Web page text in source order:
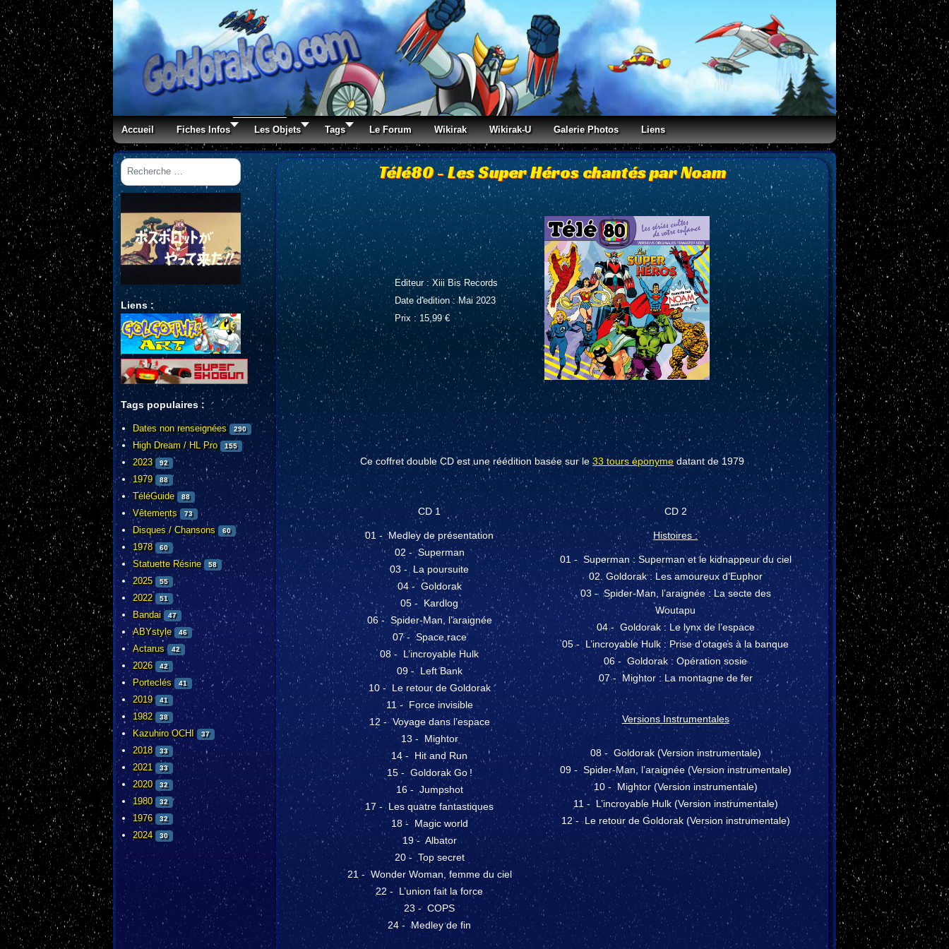
Accueil Fiches Infos Les Objets Tags Le Forum Wikirak Wikirak-U Galerie Photos Liens
Rechercher
Liens :
Tags populaires :
Dates non renseignées 290
High Dream / HL Pro 155
2023 92
1979 88
TéléGuide 88
Vêtements 73
Disques / Chansons 60
1978 60
Statuette Résine 58
2025 55
2022 51
Bandai 47
ABYstyle 46
Actarus 42
2026 42
Porteclés 41
2019 41
1982 38
Kazuhiro OCHI 37
2018 33
2021 33
2020 32
1980 32
1976 32
2024 30
Télé80 - Les Super Héros chantés par Noam
Editeur : Xiii Bis Records
Date d'edition : Mai2023
Prix : 15,99 €
Ce coffret double CD est une réédition basée sur le33 tours éponyme datant de 1979
CD 1
01 - Medley de présentation
02 - Superman
03 - La poursuite
04 - Goldorak
05 - Kardlog
06 - Spider-Man, l’araignée
07 - Space race
08 - L’incroyable Hulk
09 - Left Bank
10 - Le retour de Goldorak
11 - Force invisible
12 - Voyage dans l’espace
13 - Mightor
14 - Hit and Run
15 - Goldorak Go !
16 - Jumpshot
17 - Les quatre fantastiques
18 - Magic world
19 - Albator
20 - Top secret
21 - Wonder Woman, femme du ciel
22 - L’union fait la force
23 - COPS
24 - Medley de fin
CD 2
Histoires :
01 - Superman : Superman et le kidnappeur du ciel
02. Goldorak : Les amoureux d’Euphor
03 - Spider-Man, l’araignée : La secte des
Woutapu
04 - Goldorak : Le lynx de l’espace
05 - L’incroyable Hulk : Prise d’otages à la banque
06 - Goldorak : Opération sosie
07 - Mightor : La montagne de fer
Versions Instrumentales
08 - Goldorak (Version instrumentale)
09 - Spider-Man, l’araignée (Version instrumentale)
10 - Mightor (Version instrumentale)
11 - L’incroyable Hulk (Version instrumentale)
12 - Le retour de Goldorak (Version instrumentale)